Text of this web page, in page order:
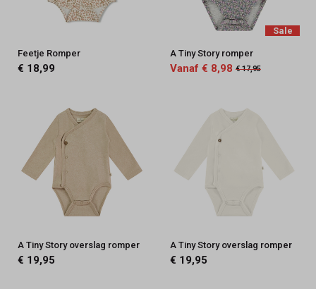
Feetje Romper
€ 18,99
Sale
A Tiny Story romper
Vanaf € 8,98 € 17,95
A Tiny Story overslag romper
€ 19,95
A Tiny Story overslag romper
€ 19,95